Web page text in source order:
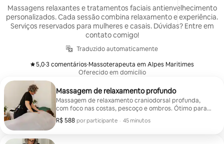
Massagens relaxantes e tratamentos faciais antienvelhecimento
personalizados. Cada sessão combina relaxamento e experiência.
Serviços reservados para mulheres e casais. Dúvidas? Entre em
contato comigo!
Traduzido automaticamente
5,0·3 comentários·Massoterapeuta em Alpes Maritimes
Oferecido em domicílio
Massagem de relaxamento profundo
Massagem de relaxamento craniodorsal profunda,
com foco nas costas, pescoço e ombros. Ótimo para
aliviar stress, más posturas ou trabalho em frente a
uma tela. As manobras atuam no pescoço, nos
R$ 588 por participante
R$ 588 por participante
, · 45 minutos